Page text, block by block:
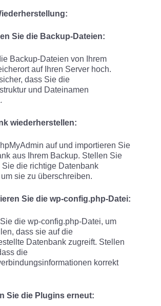
Sie die Backup-Dateien:
Backup-Dateien von Ihrem
auf Ihren Server hoch.
dass Sie die
und Dateinamen
wiederherstellen:
auf und importieren Sie
aus Ihrem Backup. Stellen Sie
Sie die richtige Datenbank
sie zu überschreiben.
Sie die wp-config.php-Datei:
die wp-config.php-Datei, um
dass sie auf die
Datenbank zugreift. Stellen
die
korrekt
Sie die Plugins erneut: